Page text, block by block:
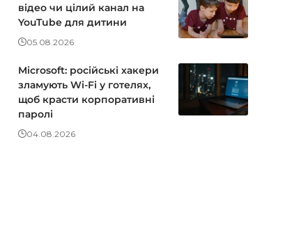
відео чи цілий канал на
YouTube для дитини
05.08.2026
Microsoft: російські хакери
зламують Wi-Fi у готелях,
щоб красти корпоративні
паролі
04.08.2026